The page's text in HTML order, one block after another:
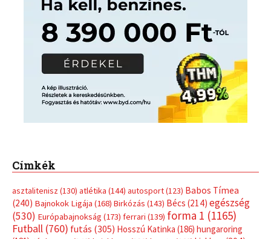
Címkék
asztalitenisz (130) atlétika (144) autosport(123) Babos Tímea
(240) Bajnokok Ligája (168) Birkózás (143) Bécs (214) egészség
(530) Európabajnokság (173) ferrari (139) forma 1 (1165)
Futball (760) futás (305) Hosszú Katinka (186) hungaroring